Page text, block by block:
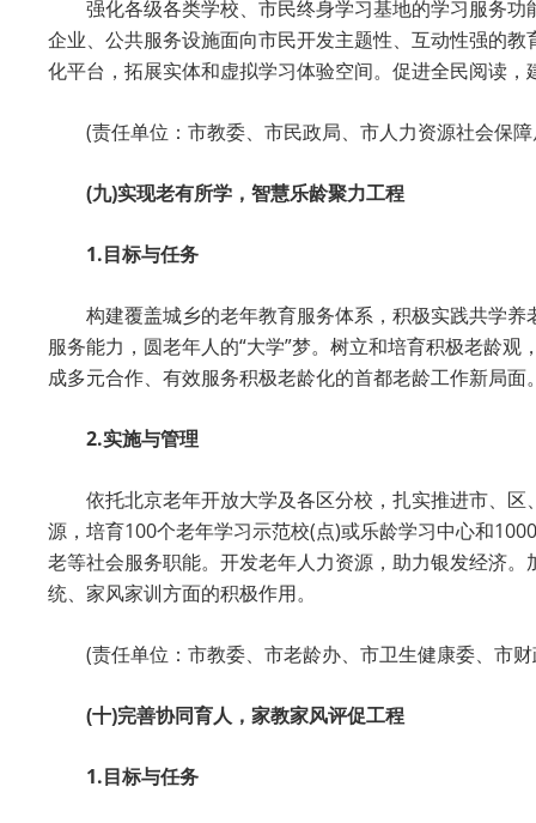
强化各级各类学校、市民终身学习基地的学习服务
企业、公共服务设施面向市民开发主题性、互动性强的
化平台，拓展实体和虚拟学习体验空间。促进全民阅读
(责任单位：市教委、市民政局、市人力资源社会保
(九)实现老有所学，智慧乐龄聚力工程
1.目标与任务
构建覆盖城乡的老年教育服务体系，积极实践共学
服务能力，圆老年人的“大学”梦。树立和培育积极老龄
成多元合作、有效服务积极老龄化的首都老龄工作新局面
2.实施与管理
依托北京老年开放大学及各区分校，扎实推进市、
源，培育100个老年学习示范校(点)或乐龄学习中心和
老等社会服务职能。开发老年人力资源，助力银发经济
统、家风家训方面的积极作用。
(责任单位：市教委、市老龄办、市卫生健康委、市
(十)完善协同育人，家教家风评促工程
1.目标与任务